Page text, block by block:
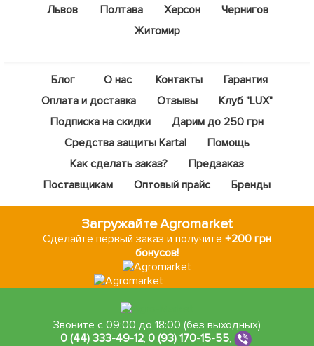
Львов
Полтава Херсон
Чернигов
Житомир
Блог О нас Контакты
Гарантия
Оплата и доставка
Отзывы
Клуб "LUX"
Подписка на скидки
Дарим до 250 грн
Средства защиты Kartal
Помощь
Как сделать заказ?
Предзаказ
Поставщикам
Оптовый прайс Бренды
Загружайте Agromarket
Сделайте первый заказ и получите +200 грн
бонусов!
Звоните с 09:00 до 18:00 (без выходных)
0 (44) 333-49-12,0 (93) 170-15-55,